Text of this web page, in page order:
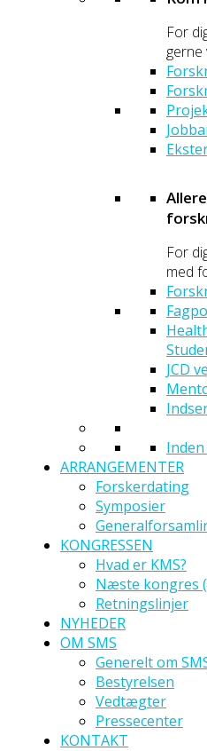
For
gerne
For
med
JCD
ARRANGEMENTER
Forskerdating
Symposier
KONGRESSEN
Hvad er KMS?
Næste kongres
Retningslinjer
NYHEDER
OM SMS
Generelt om
Bestyrelsen
Vedtægter
Pressecenter
KONTAKT